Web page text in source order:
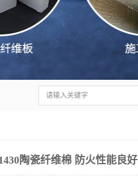
陶瓷纤维棉 防火性能良好